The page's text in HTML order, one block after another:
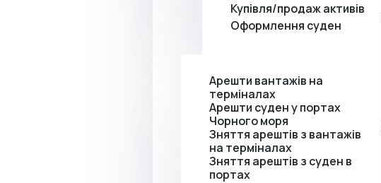
Купівля/продаж активів
Оформлення суден
Арешти вантажів на
терміналах
Арешти суден у портах
Чорного моря
Зняття арештів з вантажів
на терміналах
Зняття арештів з суден в
портах